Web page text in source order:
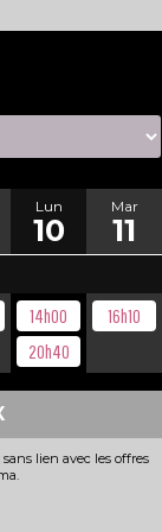
Lun
10
Mar
11
14h00
20h40
16h10
lien avec les offres